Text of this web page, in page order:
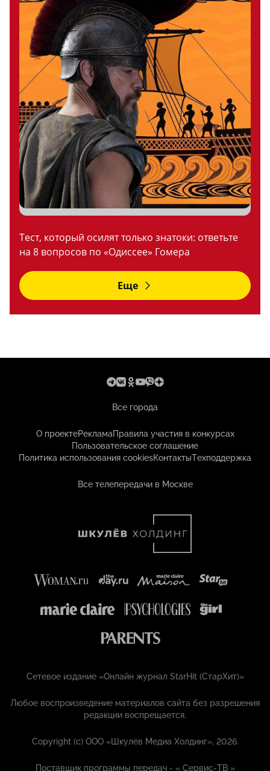
Тест, который осилят только знатоки: ответьте
на 8 вопросов по «Одиссее» Гомера
Еще
Все города
О проектеРекламаПравила участия в конкурсах
Пользовательское соглашение
Политика использования cookiesКонтактыТехподдержка
Все телепередачи в Москве
Сетевое издание «Онлайн журнал StarHit (СтарХит)»
Любое воспроизведение материалов сайта без разрешения
редакции воспрещается.
Copyright (с) ООО «Шкулёв Медиа Холдинг», 2026.
Поставщик программы передач - «Сервис-ТВ »